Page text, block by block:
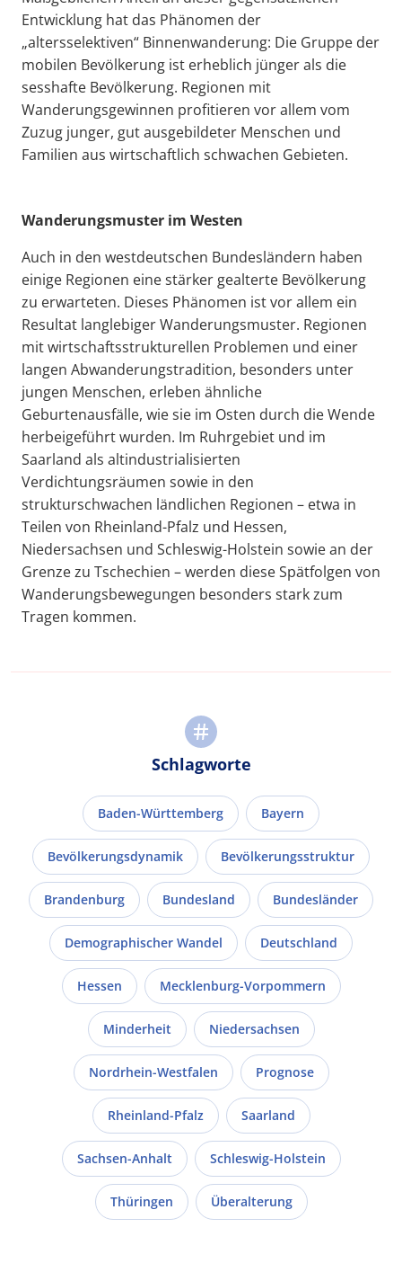
Entwicklung hat das Phänomen der
„altersselektiven“ Binnenwanderung: Die Gruppe der
mobilen Bevölkerung ist erheblich jünger als die
sesshafte Bevölkerung. Regionen mit
Wanderungsgewinnen profitieren vor allem vom
Zuzug junger, gut ausgebildeter Menschen und
Familien aus wirtschaftlich schwachen Gebieten.
Wanderungsmuster im Westen
Auch in den westdeutschen Bundesländern haben
einige Regionen eine stärker gealterte Bevölkerung
zu erwarteten. Dieses Phänomen ist vor allem ein
Resultat langlebiger Wanderungsmuster. Regionen
mit wirtschaftsstrukturellen Problemen und einer
langen Abwanderungstradition, besonders unter
jungen Menschen, erleben ähnliche
Geburtenausfälle, wie sie im Osten durch die Wende
herbeigeführt wurden. Im Ruhrgebiet und im
Saarland als altindustrialisierten
Verdichtungsräumen sowie in den
strukturschwachen ländlichen Regionen – etwa in
Teilen von Rheinland-Pfalz und Hessen,
Niedersachsen und Schleswig-Holstein sowie an der
Grenze zu Tschechien – werden diese Spätfolgen von
Wanderungsbewegungen besonders stark zum
Tragen kommen.
Schlagworte
Baden-Württemberg Bayern
Bevölkerungsdynamik Bevölkerungsstruktur
Brandenburg Bundesland Bundesländer
Demographischer Wandel Deutschland
Hessen Mecklenburg-Vorpommern
Minderheit Niedersachsen
Nordrhein-Westfalen Prognose
Rheinland-Pfalz Saarland
Sachsen-Anhalt Schleswig-Holstein
Thüringen Überalterung